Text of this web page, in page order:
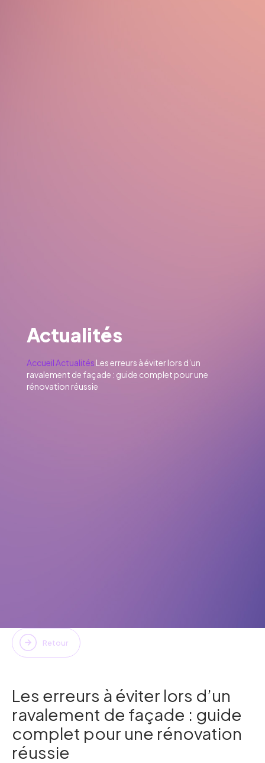
Actualités
AccueilActualités Les erreurs à éviter lors d’un
ravalement de façade : guide complet pour une
rénovation réussie
Retour
Les erreurs à éviter lors d’un
ravalement de façade : guide
complet pour une rénovation
réussie